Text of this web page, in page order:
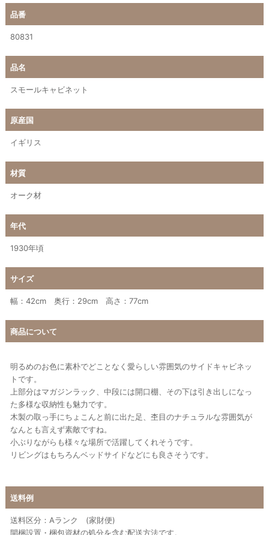
品番
80831
品名
スモールキャビネット
原産国
イギリス
材質
オーク材
年代
1930年頃
サイズ
幅：42cm 奥行：29cm 高さ：77cm
商品について
明るめのお色に素朴でどことなく愛らしい雰囲気のサイドキャビネッ
トです。
上部分はマガジンラック、中段には開口棚、その下は引き出しになっ
た多様な収納性も魅力です。
木製の取っ手にちょこんと前に出た足、杢目のナチュラルな雰囲気が
なんとも言えず素敵ですね。
小ぶりながらも様々な場所で活躍してくれそうです。
リビングはもちろんベッドサイドなどにも良さそうです。
送料例
送料区分：Aランク (家財便)
開梱設置・梱包資材の処分を含む配送方法です。